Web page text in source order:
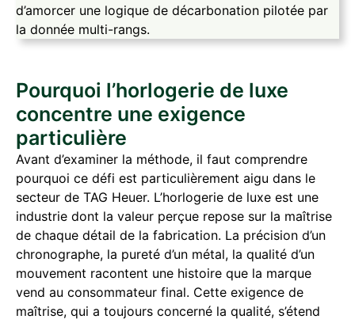
d’amorcer une logique de décarbonation pilotée par
la donnée multi-rangs.
Pourquoi l’horlogerie de luxe
concentre une exigence
particulière
Avant d’examiner la méthode, il faut comprendre
pourquoi ce défi est particulièrement aigu dans le
secteur de TAG Heuer. L’horlogerie de luxe est une
industrie dont la valeur perçue repose sur la maîtrise
de chaque détail de la fabrication. La précision d’un
chronographe, la pureté d’un métal, la qualité d’un
mouvement racontent une histoire que la marque
vend au consommateur final. Cette exigence de
maîtrise, qui a toujours concerné la qualité, s’étend